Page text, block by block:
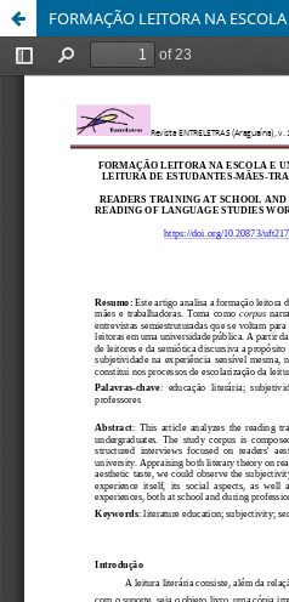
FORMAÇÃO LEITORA NA